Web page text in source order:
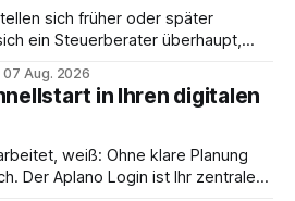
sich früher oder später
ein Steuerberater überhaupt,
Bei einfachen
reicht häufig eine Steuersoftware
Einkunftsarten
finanzielle Veränderungen
Unterstützung meist
07 Aug. 2026
in Ihren digitalen
weiß: Ohne klare Planung
Der Aplano Login ist Ihr zentraler